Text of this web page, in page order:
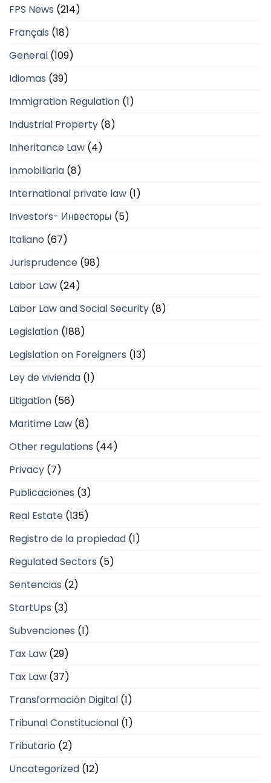
FPS News (214)
Français (18)
General (109)
Idiomas (39)
Immigration Regulation (1)
Industrial Property (8)
Inheritance Law (4)
Inmobiliaria (8)
International private law (1)
Investors- Инвесторы (5)
Italiano (67)
Jurisprudence (98)
Labor Law (24)
Labor Law and Social Security (8)
Legislation (188)
Legislation on Foreigners (13)
Ley de vivienda (1)
Litigation (56)
Maritime Law (8)
Other regulations (44)
Privacy (7)
Publicaciones (3)
Real Estate (135)
Registro de la propiedad (1)
Regulated Sectors (5)
Sentencias (2)
StartUps (3)
Subvenciones (1)
Tax Law (29)
Tax Law (37)
Transformación Digital (1)
Tribunal Constitucional (1)
Tributario (2)
Uncategorized (12)